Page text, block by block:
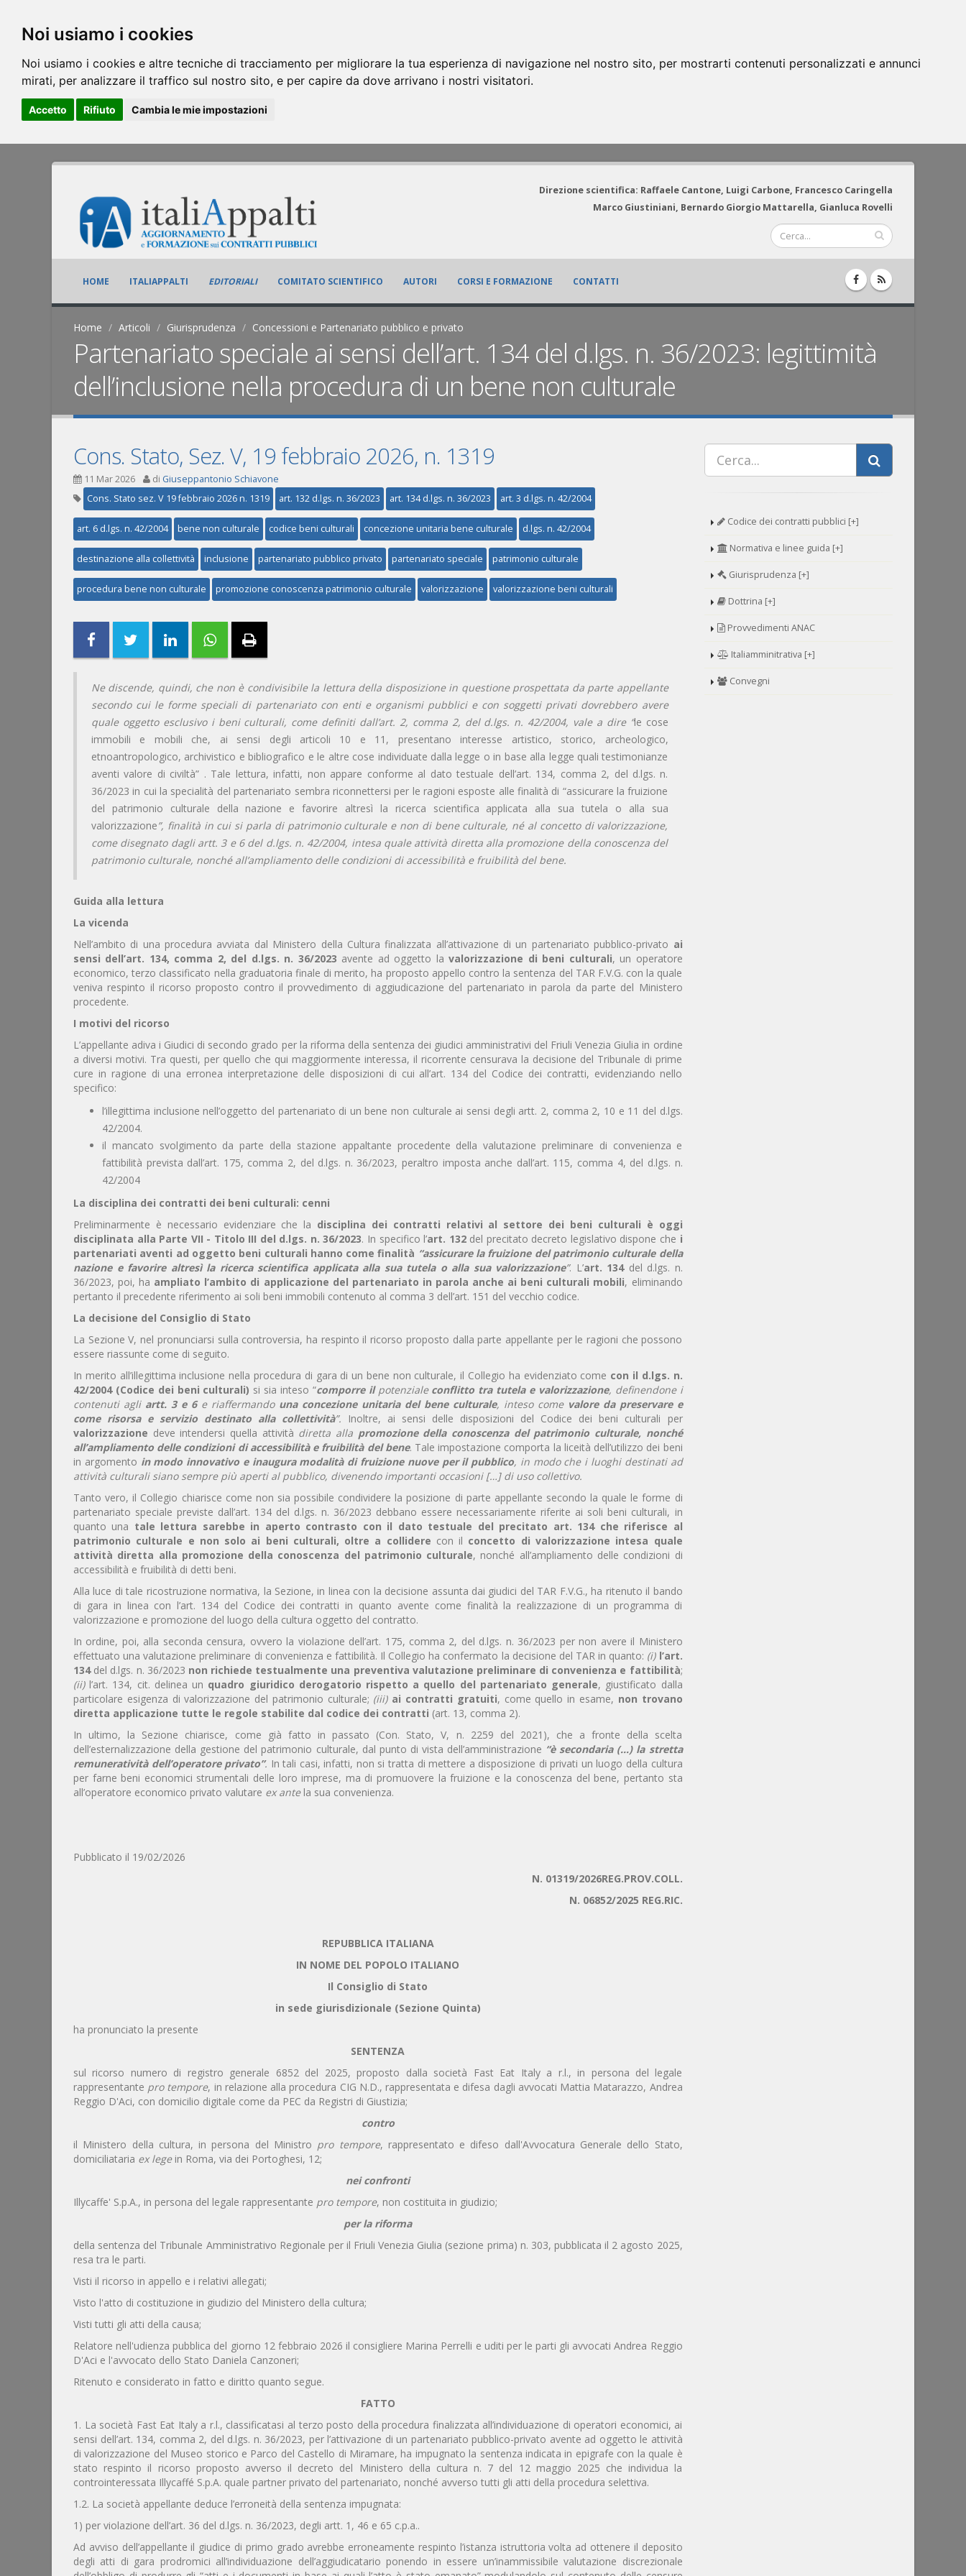
Noi usiamo i cookies
Noi usiamo i cookies e altre tecniche di tracciamento per migliorare la tua esperienza di navigazione nel nostro sito, per mostrarti contenuti personalizzati e annunci
mirati, per analizzare il traffico sul nostro sito, e per capire da dove arrivano i nostri visitatori.
Accetto Rifiuto Cambia le mie impostazioni
Direzione scientifica: Raffaele Cantone, Luigi Carbone, Francesco Caringella
Marco Giustiniani, Bernardo Giorgio Mattarella, Gianluca Rovelli
HOME ITALIAPPALTI EDITORIALI COMITATO SCIENTIFICO AUTORI CORSI E FORMAZIONE CONTATTI
Home Articoli Giurisprudenza Concessioni e Partenariato pubblico e privato
Partenariato speciale ai sensi dell’art. 134 del d.lgs. n. 36/2023: legittimità
dell’inclusione nella procedura di un bene non culturale
Cons. Stato, Sez. V, 19 febbraio 2026, n. 1319
11 Mar 2026 di Giuseppantonio Schiavone
Cons. Stato sez. V 19 febbraio 2026 n. 1319
art. 132 d.lgs. n. 36/2023 art. 134 d.lgs. n. 36/2023 art. 3 d.lgs. n. 42/2004
art. 6 d.lgs. n. 42/2004 bene non culturale codice beni culturali concezione unitaria bene culturale d.lgs. n. 42/2004
destinazione alla collettività inclusione partenariato pubblico privato partenariato speciale patrimonio culturale
procedura bene non culturale promozione conoscenza patrimonio culturale valorizzazione valorizzazione beni culturali
Ne discende, quindi, che non è condivisibile la lettura della disposizione in questione prospettata da parte appellante
secondo cui le forme speciali di partenariato con enti e organismi pubblici e con soggetti privati dovrebbero avere
quale oggetto esclusivo i beni culturali, come definiti dall’art. 2, comma 2, del d.lgs. n. 42/2004, vale a dire “le cose
immobili e mobili che, ai sensi degli articoli 10 e 11, presentano interesse artistico, storico, archeologico,
etnoantropologico, archivistico e bibliografico e le altre cose individuate dalla legge o in base alla legge quali testimonianze
aventi valore di civiltà” . Tale lettura, infatti, non appare conforme al dato testuale dell’art. 134, comma 2, del d.lgs. n.
36/2023 in cui la specialità del partenariato sembra riconnettersi per le ragioni esposte alle finalità di “assicurare la fruizione
del patrimonio culturale della nazione e favorire altresì la ricerca scientifica applicata alla sua tutela o alla sua
valorizzazione”, finalità in cui si parla di patrimonio culturale e non di bene culturale, né al concetto di valorizzazione,
come disegnato dagli artt. 3 e 6 del d.lgs. n. 42/2004, intesa quale attività diretta alla promozione della conoscenza del
patrimonio culturale, nonché all’ampliamento delle condizioni di accessibilità e fruibilità del bene.
Guida alla lettura
La vicenda
Nell’ambito di una procedura avviata dal Ministero della Cultura finalizzata all’attivazione di un partenariato pubblico-privato ai
sensi dell’art. 134, comma 2, del d.lgs. n. 36/2023 avente ad oggetto lavalorizzazione di beni culturali, un operatore
economico, terzo classificato nella graduatoria finale di merito, ha proposto appello contro la sentenza del TAR F.V.G. con la quale
veniva respinto il ricorso proposto contro il provvedimento di aggiudicazione del partenariato in parola da parte del Ministero
procedente.
I motivi del ricorso
L’appellante adiva i Giudici di secondo grado per la riforma della sentenza dei giudici amministrativi del Friuli Venezia Giulia in ordine
a diversi motivi. Tra questi, per quello che qui maggiormente interessa, il ricorrente censurava la decisione del Tribunale di prime
cure in ragione di una erronea interpretazione delle disposizioni di cui all’art. 134 del Codice dei contratti, evidenziando nello
specifico:
l’illegittima inclusione nell’oggetto del partenariato di un bene non culturale ai sensi degli artt. 2, comma 2, 10 e 11 del d.lgs.
42/2004.
il mancato svolgimento da parte della stazione appaltante procedente della valutazione preliminare di convenienza e
fattibilità prevista dall’art. 175, comma 2, del d.lgs. n. 36/2023, peraltro imposta anche dall’art. 115, comma 4, del d.lgs. n.
42/2004
La disciplina dei contratti dei beni culturali: cenni
Preliminarmente è necessario evidenziare che la disciplina dei contratti relativi al settore dei beni culturali è oggi
disciplinata alla Parte VII - Titolo III del d.lgs. n. 36/2023. In specifico l’art. 132del precitato decreto legislativo dispone che i
partenariati aventi ad oggetto beni culturali hanno come finalità “assicurare la fruizione del patrimonio culturale della
nazione e favorire altresì la ricerca scientifica applicata alla sua tutela o alla sua valorizzazione”. L’art. 134 del d.lgs. n.
36/2023, poi, ha ampliato l’ambito di applicazione del partenariato in parola anche ai beni culturali mobili, eliminando
pertanto il precedente riferimento ai soli beni immobili contenuto al comma 3 dell’art. 151 del vecchio codice.
La decisione del Consiglio di Stato
La Sezione V, nel pronunciarsi sulla controversia, ha respinto il ricorso proposto dalla parte appellante per le ragioni che possono
essere riassunte come di seguito.
In merito all’illegittima inclusione nella procedura di gara di un bene non culturale, il Collegio ha evidenziato come con il d.lgs. n.
42/2004 (Codice dei beni culturali) si sia inteso “comporre ilpotenziale conflitto tra tutela e valorizzazione, definendone i
contenuti agli artt. 3 e 6e riaffermando una concezione unitaria del bene culturale, inteso come valore da preservare e
come risorsa e servizio destinato alla collettività”. Inoltre, ai sensi delle disposizioni del Codice dei beni culturali per
valorizzazione deve intendersi quella attività diretta alla promozione della conoscenza del patrimonio culturale, nonché
all’ampliamento delle condizioni di accessibilità e fruibilità del bene. Tale impostazione comporta la liceità dell’utilizzo dei beni
in argomento in modo innovativo e inaugura modalità di fruizione nuove per il pubblico, in modo che i luoghi destinati ad
attività culturali siano sempre più aperti al pubblico, divenendo importanti occasioni […] di uso collettivo.
Tanto vero, il Collegio chiarisce come non sia possibile condividere la posizione di parte appellante secondo la quale le forme di
partenariato speciale previste dall’art. 134 del d.lgs. n. 36/2023 debbano essere necessariamente riferite ai soli beni culturali, in
quanto una tale lettura sarebbe in aperto contrasto con il dato testuale del precitato art. 134 che riferisce al
patrimonio culturale e non solo ai beni culturali, oltre a collidere con il concetto di valorizzazione intesa quale
attività diretta alla promozione della conoscenza del patrimonio culturale, nonché all’ampliamento delle condizioni di
accessibilità e fruibilità di detti beni.
Alla luce di tale ricostruzione normativa, la Sezione, in linea con la decisione assunta dai giudici del TAR F.V.G., ha ritenuto il bando
di gara in linea con l’art. 134 del Codice dei contratti in quanto avente come finalità la realizzazione di un programma di
valorizzazione e promozione del luogo della cultura oggetto del contratto.
In ordine, poi, alla seconda censura, ovvero la violazione dell’art. 175, comma 2, del d.lgs. n. 36/2023 per non avere il Ministero
effettuato una valutazione preliminare di convenienza e fattibilità. Il Collegio ha confermato la decisione del TAR in quanto: (i) l’art.
134 del d.lgs. n. 36/2023 non richiede testualmente una preventiva valutazione preliminare di convenienza e fattibilità;
(ii)l’art. 134, cit. delinea un quadro giuridico derogatorio rispetto a quello del partenariato generale, giustificato dalla
particolare esigenza di valorizzazione del patrimonio culturale; (iii) ai contratti gratuiti, come quello in esame, non trovano
diretta applicazione tutte le regole stabilite dal codice dei contratti (art. 13, comma 2).
In ultimo, la Sezione chiarisce, come già fatto in passato (Con. Stato, V, n. 2259 del 2021), che a fronte della scelta
dell’esternalizzazione della gestione del patrimonio culturale, dal punto di vista dell’amministrazione “è secondaria (…) la stretta
remuneratività dell’operatore privato”. In tali casi, infatti, non si tratta di mettere a disposizione di privati un luogo della cultura
per farne beni economici strumentali delle loro imprese, ma di promuovere la fruizione e la conoscenza del bene, pertanto sta
all’operatore economico privato valutare ex antela sua convenienza.
Pubblicato il 19/02/2026
N. 01319/2026REG.PROV.COLL.
N. 06852/2025 REG.RIC.
REPUBBLICA ITALIANA
IN NOME DEL POPOLO ITALIANO
Il Consiglio di Stato
in sede giurisdizionale (Sezione Quinta)
ha pronunciato la presente
SENTENZA
sul ricorso numero di registro generale 6852 del 2025, proposto dalla società Fast Eat Italy a r.l., in persona del legale
rappresentante pro tempore, in relazione alla procedura CIG N.D., rappresentata e difesa dagli avvocati Mattia Matarazzo, Andrea
Reggio D'Aci, con domicilio digitale come da PEC da Registri di Giustizia;
contro
il Ministero della cultura, in persona del Ministro pro tempore, rappresentato e difeso dall'Avvocatura Generale dello Stato,
domiciliataria ex legein Roma, via dei Portoghesi, 12;
nei confronti
Illycaffe' S.p.A., in persona del legale rappresentante pro tempore, non costituita in giudizio;
per la riforma
della sentenza del Tribunale Amministrativo Regionale per il Friuli Venezia Giulia (sezione prima) n. 303, pubblicata il 2 agosto 2025,
resa tra le parti.
Visti il ricorso in appello e i relativi allegati;
Visto l'atto di costituzione in giudizio del Ministero della cultura;
Visti tutti gli atti della causa;
Relatore nell'udienza pubblica del giorno 12 febbraio 2026 il consigliere Marina Perrelli e uditi per le parti gli avvocati Andrea Reggio
D'Aci e l'avvocato dello Stato Daniela Canzoneri;
Ritenuto e considerato in fatto e diritto quanto segue.
FATTO
1. La società Fast Eat Italy a r.l., classificatasi al terzo posto della procedura finalizzata all’individuazione di operatori economici, ai
sensi dell’art. 134, comma 2, del d.lgs. n. 36/2023, per l’attivazione di un partenariato pubblico-privato avente ad oggetto le attività
di valorizzazione del Museo storico e Parco del Castello di Miramare, ha impugnato la sentenza indicata in epigrafe con la quale è
stato respinto il ricorso proposto avverso il decreto del Ministero della cultura n. 7 del 12 maggio 2025 che individua la
controinteressata Illycaffé S.p.A. quale partner privato del partenariato, nonché avverso tutti gli atti della procedura selettiva.
1.2. La società appellante deduce l’erroneità della sentenza impugnata:
1) per violazione dell’art. 36 del d.lgs. n. 36/2023, degli artt. 1, 46 e 65 c.p.a..
Ad avviso dell’appellante il giudice di primo grado avrebbe erroneamente respinto l’istanza istruttoria volta ad ottenere il deposito
degli atti di gara prodromici all’individuazione dell’aggiudicatario ponendo in essere un’inammissibile valutazione discrezionale
Codice dei contratti pubblici [+]
Normativa e linee guida [+]
Giurisprudenza [+]
Dottrina [+]
Provvedimenti ANAC
Italiamminitrativa [+]
Convegni